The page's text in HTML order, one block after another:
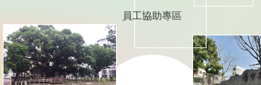
員工協助專區